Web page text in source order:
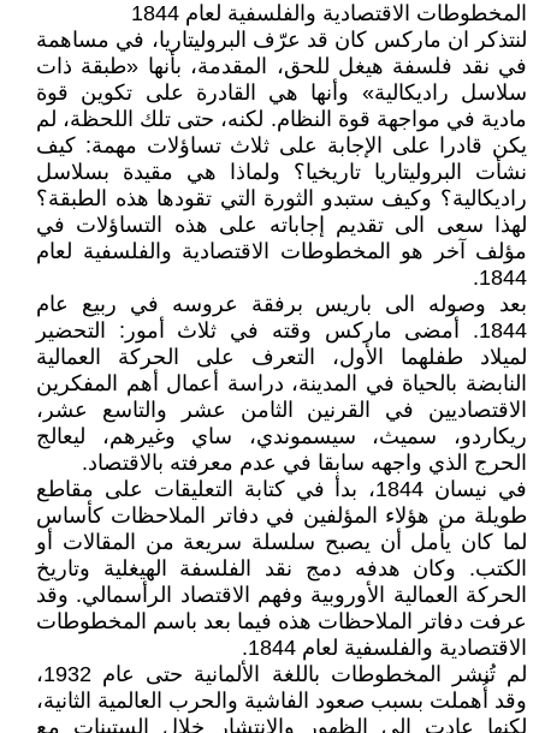
المخطوطات الاقتصادية والفلسفية لعام 1844
لنتذكر ان ماركس كان قد عرّف البروليتاريا، في مساهمة
في نقد فلسفة هيغل للحق، المقدمة، بأنها «طبقة ذات
سلاسل راديكالية» وأنها هي القادرة على تكوين قوة
مادية في مواجهة قوة النظام. لكنه، حتى تلك اللحظة، لم
يكن قادرا على الإجابة على ثلاث تساؤلات مهمة: كيف
نشأت البروليتاريا تاريخيا؟ ولماذا هي مقيدة بسلاسل
راديكالية؟ وكيف ستبدو الثورة التي تقودها هذه الطبقة؟
لهذا سعى الى تقديم إجاباته على هذه التساؤلات في
مؤلف آخر هو المخطوطات الاقتصادية والفلسفية لعام
1844.
بعد وصوله الى باريس برفقة عروسه في ربيع عام
1844. أمضى ماركس وقته في ثلاث أمور: التحضير
لميلاد طفلهما الأول، التعرف على الحركة العمالية
النابضة بالحياة في المدينة، دراسة أعمال أهم المفكرين
الاقتصاديين في القرنين الثامن عشر والتاسع عشر،
ريكاردو، سميث، سيسموندي، ساي وغيرهم، ليعالج
الحرج الذي واجهه سابقا في عدم معرفته بالاقتصاد.
في نيسان 1844، بدأ في كتابة التعليقات على مقاطع
طويلة من هؤلاء المؤلفين في دفاتر الملاحظات كأساس
لما كان يأمل أن يصبح سلسلة سريعة من المقالات أو
الكتب. وكان هدفه دمج نقد الفلسفة الهيغلية وتاريخ
الحركة العمالية الأوروبية وفهم الاقتصاد الرأسمالي. وقد
عرفت دفاتر الملاحظات هذه فيما بعد باسم المخطوطات
الاقتصادية والفلسفية لعام 1844.
لم تُنشر المخطوطات باللغة الألمانية حتى عام 1932،
وقد أُهملت بسبب صعود الفاشية والحرب العالمية الثانية،
لكنها عادت الى الظهور والانتشار خلال الستينات مع